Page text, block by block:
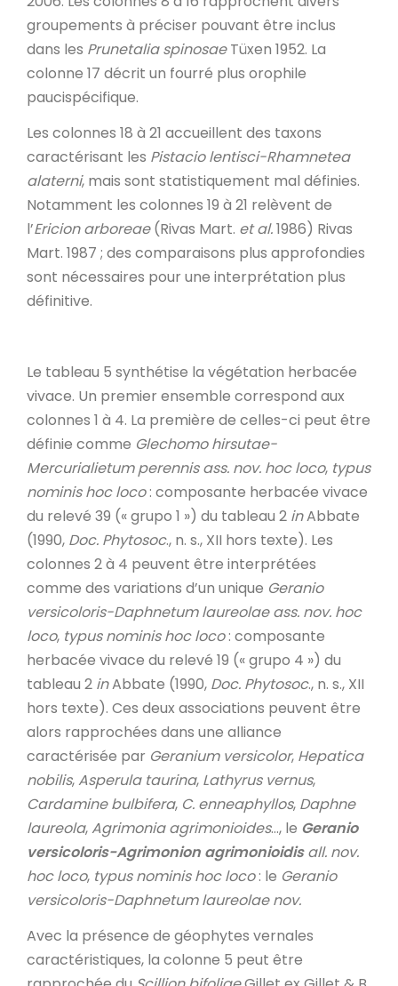
groupements à préciser pouvant être inclus
dans les Prunetalia spinosaeTüxen 1952. La
colonne 17 décrit un fourré plus orophile
paucispécifique.
Les colonnes 18 à 21 accueillent des taxons
caractérisant les Pistacio lentisci-Rhamnetea
alaterni, mais sont statistiquement mal définies.
Notamment les colonnes 19 à 21 relèvent de
l’Ericion arboreae(Rivas Mart. et al.1986) Rivas
Mart. 1987 ; des comparaisons plus approfondies
sont nécessaires pour une interprétation plus
définitive.
Le tableau 5 synthétise la végétation herbacée
vivace. Un premier ensemble correspond aux
colonnes 1 à 4. La première de celles-ci peut être
définie comme Glechomo hirsutae-
Mercurialietum perennis ass. nov. hoc loco, typus
nominis hoc loco: composante herbacée vivace
du relevé 39 (« grupo 1 ») du tableau 2 inAbbate
(1990, Doc. Phytosoc., n. s., XII hors texte). Les
colonnes 2 à 4 peuvent être interprétées
comme des variations d’un unique Geranio
versicoloris-Daphnetum laureolae ass. nov. hoc
loco, typus nominis hoc loco: composante
herbacée vivace du relevé 19 (« grupo 4 ») du
tableau 2 inAbbate (1990, Doc. Phytosoc., n. s., XII
hors texte). Ces deux associations peuvent être
alors rapprochées dans une alliance
caractérisée par Geranium versicolor, Hepatica
nobilis,Asperula taurina, Lathyrus vernus,
Cardamine bulbifera, C. enneaphyllos, Daphne
laureola,Agrimonia agrimonioides…, le Geranio
versicoloris-Agrimonion agrimonioidisall. nov.
hoc loco, typus nominis hoc loco: le Geranio
versicoloris-Daphnetum laureolae nov.
Avec la présence de géophytes vernales
caractéristiques, la colonne 5 peut être